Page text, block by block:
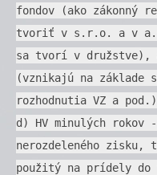
fondov (ako zákonný
tvoriť v s.r.o. a v
sa tvorí v družstve),
(vznikajú na základe
rozhodnutia VZ a pod.)
d) HV minulých rokov
nerozdeleného zisku,
použitý na prídely do